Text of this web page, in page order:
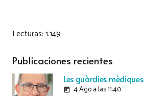
Lecturas:1.149
Publicaciones recientes
Les guàrdies mèdiques
today 4 Ago a las 11:40